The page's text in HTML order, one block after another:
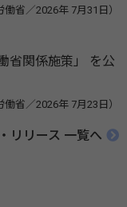
働省／2026年 7月31日）
省関係施策」 を公
働省／2026年 7月23日）
リリース 一覧へ